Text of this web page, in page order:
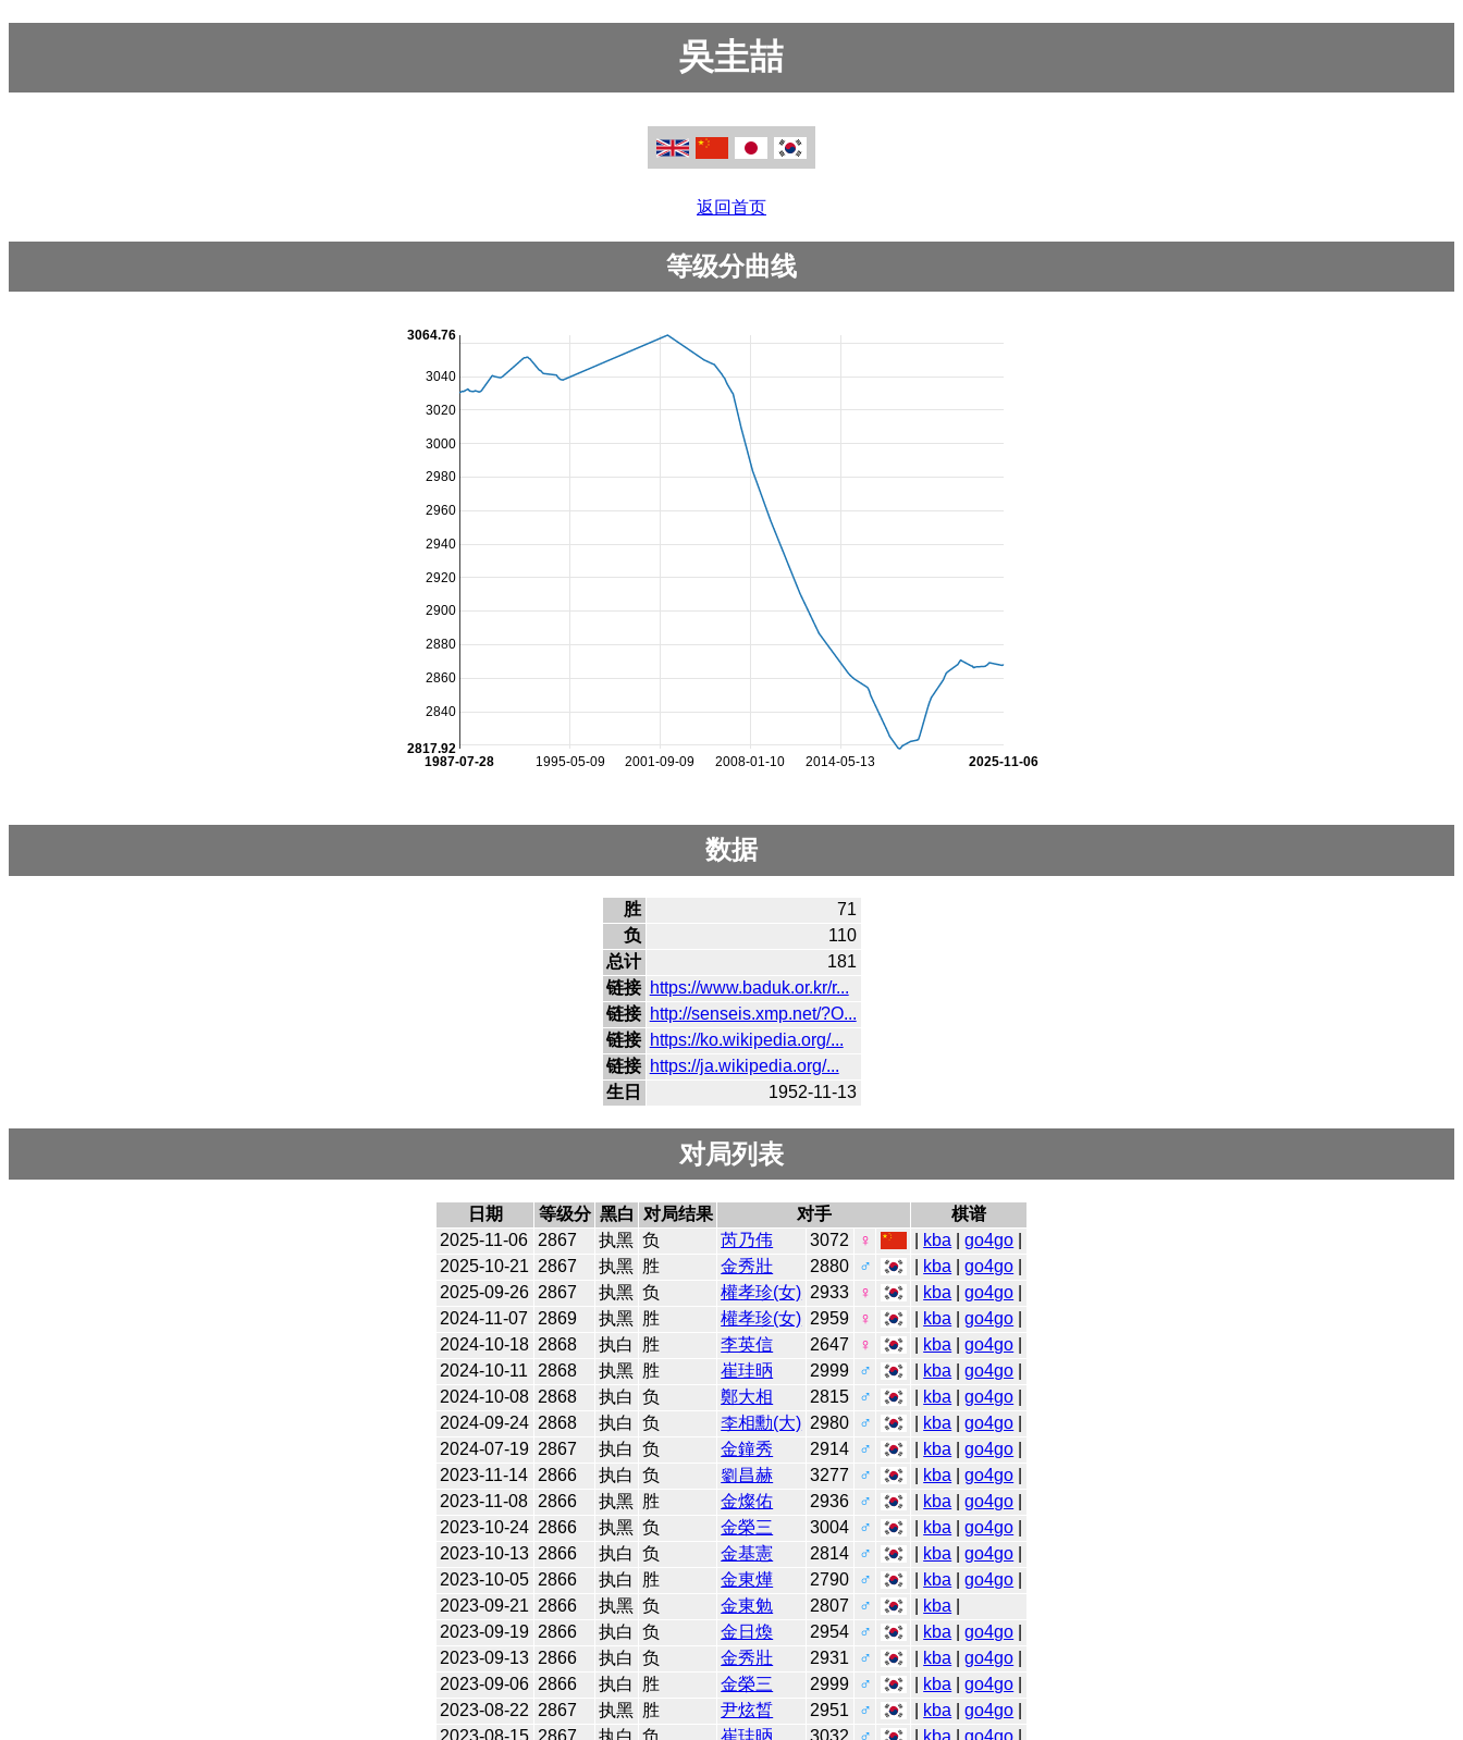
吳圭喆
返回首页
等级分曲线
1995-05-09 2001-09-09 2008-01-10 2014-05-13
1987-07-28 2025-11-06
2840
2860
2880
2900
2920
2940
2960
2980
3000
3020
3040
2817.92
3064.76
数据
胜
71
负
110
总计
181
链接 https://www.baduk.or.kr/r...
链接 http://senseis.xmp.net/?O...
链接 https://ko.wikipedia.org/...
链接 https://ja.wikipedia.org/...
生日
1952-11-13
对局列表
日期 等级分 黑白 对局结果 对手
棋谱
2025-11-06 2867 执黑 负 芮乃伟 3072 ♀ kba |go4go
2025-10-21 2867 执黑 胜 金秀壯 2880 ♂ kba |go4go
2025-09-26 2867 执黑 负 權孝珍(女) 2933 ♀ kba |go4go
2024-11-07
2869 执黑 胜 權孝珍(女) 2959 ♀ kba |go4go
2024-10-18 2868 执白 胜 李英信 2647 ♀ kba |go4go
2024-10-11
2868 执黑 胜 崔珪昞 2999 ♂ kba |go4go
2024-10-08 2868 执白 负 鄭大相 2815 ♂ kba |go4go
2024-09-24 2868 执白 负 李相勳(大) 2980 ♂ kba |go4go
2024-07-19 2867 执白 负 金鐘秀 2914 ♂ kba |go4go
2023-11-14 2866 执白 负 劉昌赫 3277 ♂ kba |go4go
2023-11-08 2866 执黑 胜 金燦佑 2936 ♂ kba |go4go
2023-10-24 2866 执黑 负 金榮三 3004 ♂ kba |go4go
2023-10-13 2866 执白 负 金基憲 2814 ♂ kba |go4go
2023-10-05 2866 执白 胜 金東燁 2790 ♂ kba |go4go
2023-09-21 2866 执黑 负 金東勉 2807 ♂ kba
2023-09-19 2866 执白 负 金日煥 2954 ♂ kba |go4go
2023-09-13 2866 执白 负 金秀壯 2931 ♂ kba |go4go
2023-09-06 2866 执白 胜 金榮三 2999 ♂ kba |go4go
2023-08-22 2867 执黑 胜 尹炫晳 2951 ♂ kba |go4go
2023-08-15 2867 执白 负 崔珪昞 3032 ♂ kba |go4go